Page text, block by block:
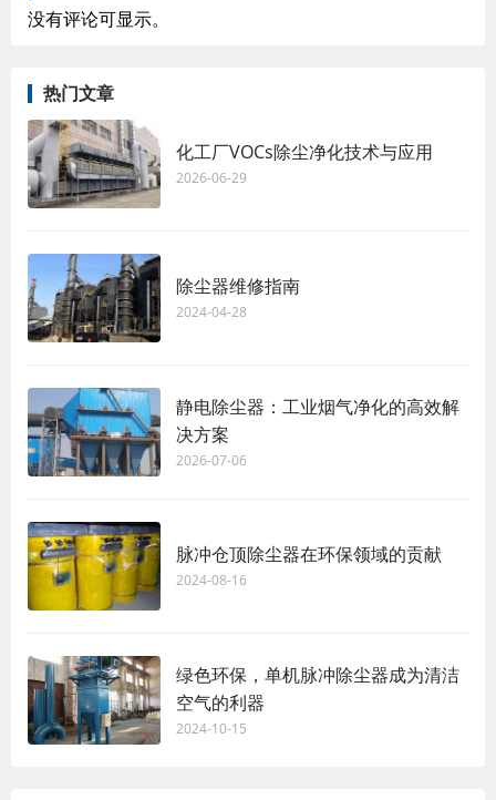
没有评论可显示。
热门文章
化工厂VOCs除尘净化技术与应用
2026-06-29
除尘器维修指南
2024-04-28
静电除尘器：工业烟气净化的高效解
决方案
2026-07-06
脉冲仓顶除尘器在环保领域的贡献
2024-08-16
绿色环保，单机脉冲除尘器成为清洁
空气的利器
2024-10-15